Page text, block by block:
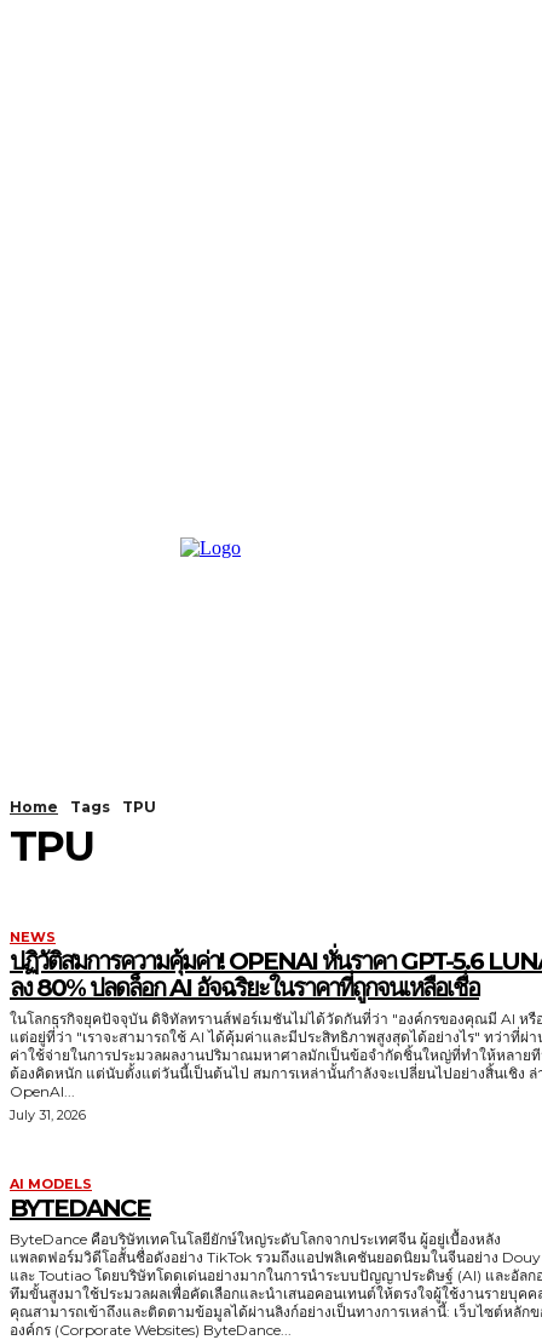
Home Tags TPU
TPU
NEWS
ปฏิวัติสมการความคุ้มค่า! OPENAI หั่นราคา GPT-5.6
ลง 80% ปลดล็อก AI อัจฉริยะในราคาที่ถูกจนเหลือเชื่อ
ในโลกธุรกิจยุคปัจจุบัน ดิจิทัลทรานส์ฟอร์เมชันไม่ได้วัดกันที่ว่า "องค์กรของคุณมี AI หรื
แต่อยู่ที่ว่า "เราจะสามารถใช้ AI ได้คุ้มค่าและมีประสิทธิภาพสูงสุดได้อย่างไร" ทว่าที่ผ่
ค่าใช้จ่ายในการประมวลผลงานปริมาณมหาศาลมักเป็นข้อจำกัดชิ้นใหญ่ที่ทำให้หลาย
ต้องคิดหนัก แต่นับตั้งแต่วันนี้เป็นต้นไป สมการเหล่านั้นกำลังจะเปลี่ยนไปอย่างสิ้นเชิง ล่าสุด
OpenAI...
July 31, 2026
AI MODELS
BYTEDANCE
ByteDance คือบริษัทเทคโนโลยียักษ์ใหญ่ระดับโลกจากประเทศจีน ผู้อยู่เบื้องหลัง
แพลตฟอร์มวิดีโอสั้นชื่อดังอย่าง TikTok รวมถึงแอปพลิเคชันยอดนิยมในจีนอย่าง
และ Toutiao โดยบริษัทโดดเด่นอย่างมากในการนำระบบปัญญาประดิษฐ์ (AI) และอัลก
ทึมขั้นสูงมาใช้ประมวลผลเพื่อคัดเลือกและนำเสนอคอนเทนต์ให้ตรงใจผู้ใช้งานรายบุคค
คุณสามารถเข้าถึงและติดตามข้อมูลได้ผ่านลิงก์อย่างเป็นทางการเหล่านี้: เว็บไซต์หลักของ
องค์กร (Corporate Websites) ByteDance...